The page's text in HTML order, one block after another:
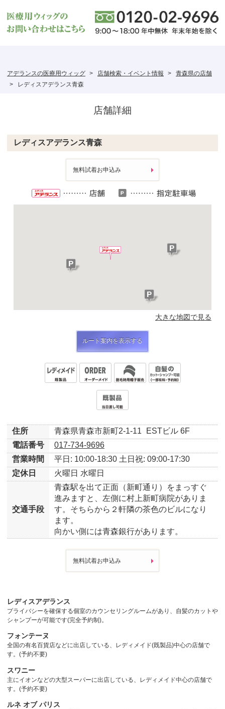
アデランスの医療用ウィッグ 店舗検索・イベント情報
青森県の店舗
レディスアデランス青森
店舗詳細
レディスアデランス青森
無料試着お申込み
大きな地図で見る
ルート案内を表示する
住所 青森県青森市新町2-1-11
ESTビル 6F
電話番号
017-734-9696
営業時間
平日: 10:00-18:30 土日祝: 09:00-17:30
定休日
火曜日 水曜日
交通手段
青森駅を出て正面（新町通り）をまっすぐ
進みますと、左側に村上新町病院がありま
す。そちらから２軒隣の茶色のビルになり
ます。
向かい側には青森銀行があります。
無料試着お申込み
レディスアデランス
プライバシーを確保する個室のカウンセリングルームがあり、自髪のカットや
シャンプーが可能です(完全予約制)。
フォンテーヌ
全国の有名百貨店などに出店している、レディメイド(既製品)中心の店舗で
す。(予約不要)
スワニー
主にイオンなどの大型スーパーに出店している、レディメイド中心の店舗で
す。(予約不要)
ルネ オブ パリス